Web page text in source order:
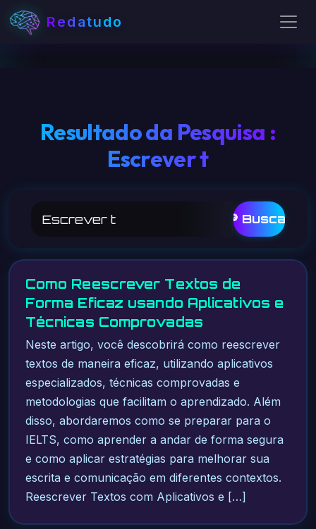
Redatudo
Resultado da Pesquisa :
Escrever t
🔎 Buscar
Como Reescrever Textos de
Forma Eficaz usando Aplicativos e
Técnicas Comprovadas
Neste artigo, você descobrirá como reescrever
textos de maneira eficaz, utilizando aplicativos
especializados, técnicas comprovadas e
metodologias que facilitam o aprendizado. Além
disso, abordaremos como se preparar para o
IELTS, como aprender a andar de forma segura
e como aplicar estratégias para melhorar sua
escrita e comunicação em diferentes contextos.
Reescrever Textos com Aplicativos e […]